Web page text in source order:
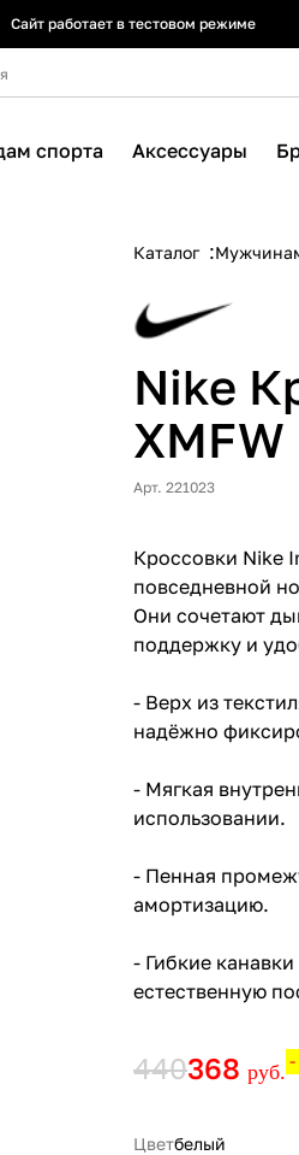
Сайт работает в тестовом режиме
Сайт работает в тестовом режиме
Сайт работает в тестовом режиме
спорта Аксессуары
Каталог
Nike
XMFW
Арт. 221023
Кроссовки Nike
повседневной
Они сочетают
поддержку и
- Верх из
надёжно
- Мягкая
использовании.
- Пенная
амортизацию.
- Гибкие
естественную
440368 руб. -
Цветбелый